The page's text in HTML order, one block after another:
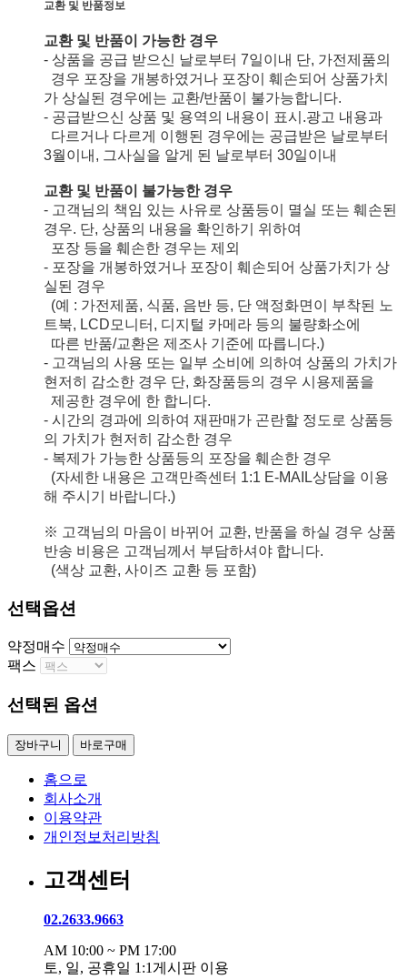
교환 및 반품정보
교환 및 반품이 가능한 경우
- 상품을 공급 받으신 날로부터 7일이내 단, 가전제품의
경우 포장을 개봉하였거나 포장이 훼손되어 상품가치
가 상실된 경우에는 교환/반품이 불가능합니다.
- 공급받으신 상품 및 용역의 내용이 표시.광고 내용과
다르거나 다르게 이행된 경우에는 공급받은 날로부터
3월이내, 그사실을 알게 된 날로부터 30일이내
교환 및 반품이 불가능한 경우
- 고객님의 책임 있는 사유로 상품등이 멸실 또는 훼손된
경우. 단, 상품의 내용을 확인하기 위하여
포장 등을 훼손한 경우는 제외
- 포장을 개봉하였거나 포장이 훼손되어 상품가치가 상
실된 경우
(예 : 가전제품, 식품, 음반 등, 단 액정화면이 부착된 노
트북, LCD모니터, 디지털 카메라 등의 불량화소에
따른 반품/교환은 제조사 기준에 따릅니다.)
- 고객님의 사용 또는 일부 소비에 의하여 상품의 가치가
현저히 감소한 경우 단, 화장품등의 경우 시용제품을
제공한 경우에 한 합니다.
- 시간의 경과에 의하여 재판매가 곤란할 정도로 상품등
의 가치가 현저히 감소한 경우
- 복제가 가능한 상품등의 포장을 훼손한 경우
(자세한 내용은 고객만족센터 1:1 E-MAIL상담을 이용
해 주시기 바랍니다.)
※ 고객님의 마음이 바뀌어 교환, 반품을 하실 경우 상품
반송 비용은 고객님께서 부담하셔야 합니다.
(색상 교환, 사이즈 교환 등 포함)
선택옵션
약정매수
팩스
선택된 옵션
장바구니 바로구매
홈으로
회사소개
이용약관
개인정보처리방침
고객센터
02.2633.9663
AM 10:00 ~ PM 17:00
토, 일, 공휴일 1:1게시판 이용